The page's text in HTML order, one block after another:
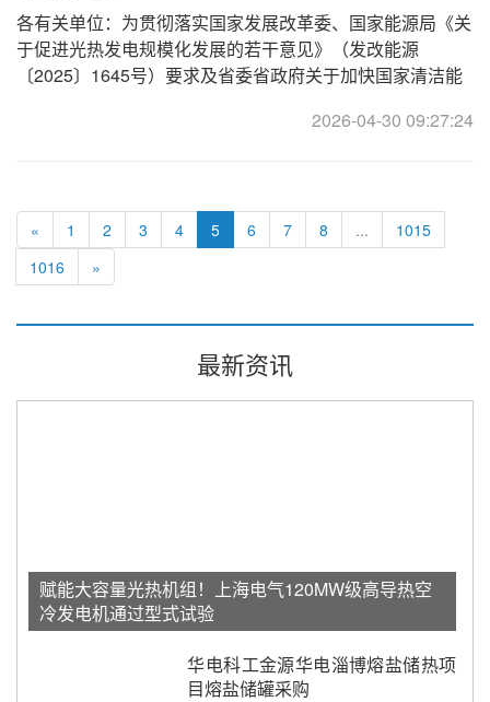
各有关单位：为贯彻落实国家发展改革委、国家能源局《关
于促进光热发电规模化发展的若干意见》（发改能源
〔2025〕1645号）要求及省委省政府关于加快国家清洁能
2026-04-30 09:27:24
« 1 2 3 4 5 6 7 8 ...
1015
1016
»
最新资讯
赋能大容量光热机组！上海电气120MW级高导热空
冷发电机通过型式试验
华电科工金源华电淄博熔盐储热项
目熔盐储罐采购